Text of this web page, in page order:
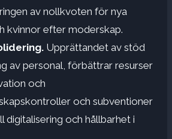
av nollkvoten för nya
kvinnor efter moderskap.
Upprättandet av stöd
av personal, förbättrar resurser
och
och subventioner
digitalisering och hållbarhet i